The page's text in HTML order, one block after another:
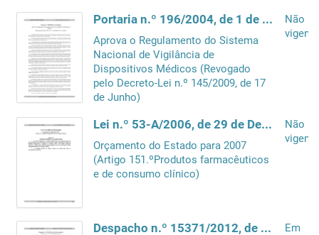
Portaria n.º 196/2004, de 1 de Março
Aprova o Regulamento do Sistema
Nacional de Vigilância de
Dispositivos Médicos (Revogado
pelo Decreto-Lei n.º 145/2009, de 17
de Junho)
Não
vigente
Lei n.º 53-A/2006, de 29 de Dezembro
Orçamento do Estado para 2007
(Artigo 151.ºProdutos farmacêuticos
e de consumo clínico)
Não
vigente
Despacho n.º 15371/2012, de 26 de novembro
Em